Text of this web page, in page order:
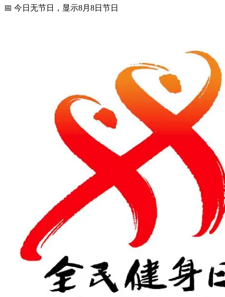
📅 今日无节日，显示8月8日节日